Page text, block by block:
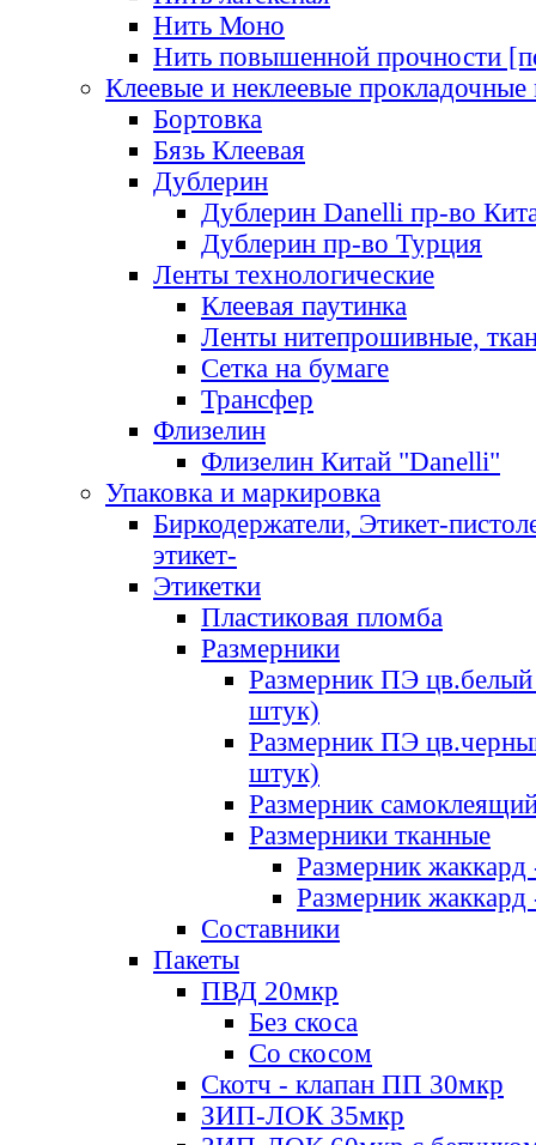
Нить Моно
Нить повышенной прочности
Клеевые и неклеевые прокладочные
Бортовка
Бязь Клеевая
Дублерин
Дублерин Danelli пр-во
Дублерин пр-во Турция
Ленты технологические
Клеевая паутинка
Ленты нитепрошивные,
Сетка на бумаге
Трансфер
Флизелин
Флизелин Китай "Danelli"
Упаковка и маркировка
Биркодержатели, Этикет-
этикет-
Этикетки
Пластиковая пломба
Размерники
Размерник ПЭ цв.белый
штук)
Размерник ПЭ
штук)
Размерник
Размерники тканные
Размерник
Размерник
Составники
Пакеты
ПВД 20мкр
Без скоса
Со скосом
Скотч - клапан ПП 30мкр
ЗИП-ЛОК 35мкр